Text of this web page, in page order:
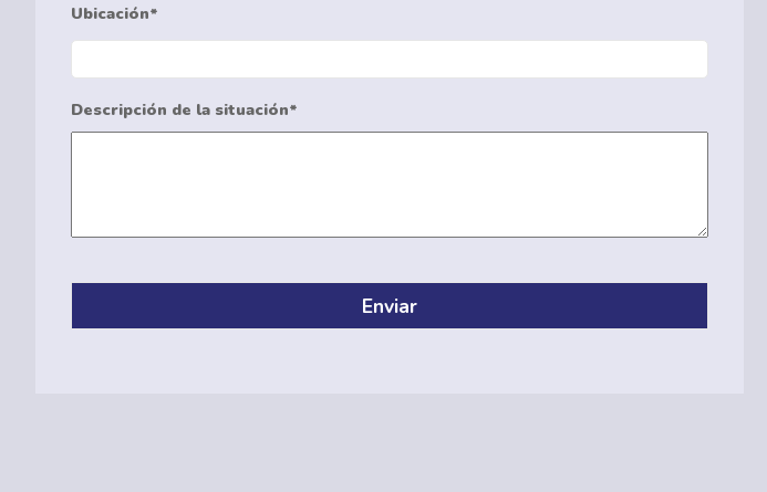
Ubicación*
Descripción de la situación*